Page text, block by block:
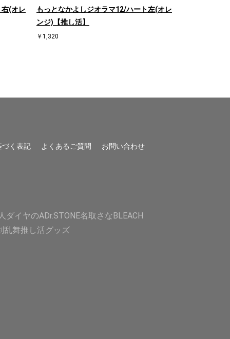
(オレ
もっとなかよしジオラマ12/ハート左(オレ
ンジ)【推し活】
￥1,320
く表記 よくあるご質問 お問い合わせ
ダイヤのADr.STONE名取さな BLEACH
乱舞推し活グッズ